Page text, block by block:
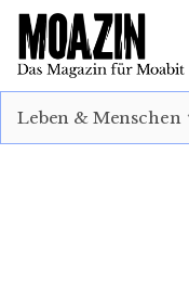
Leben & Menschen
EINLOGGEN